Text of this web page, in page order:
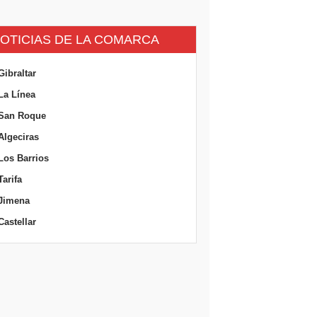
DE LA COMARCA
Línea
Roque
Barrios